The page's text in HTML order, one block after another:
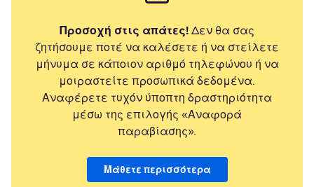
Προσοχή στις απάτες! Δεν θα σας
ζητήσουμε ποτέ να καλέσετε ή να στείλετε
μήνυμα σε κάποιον αριθμό τηλεφώνου ή να
μοιραστείτε προσωπικά δεδομένα.
Αναφέρετε τυχόν ύποπτη δραστηριότητα
μέσω της επιλογής «Αναφορά
παραβίασης».
Μάθετε περισσότερα